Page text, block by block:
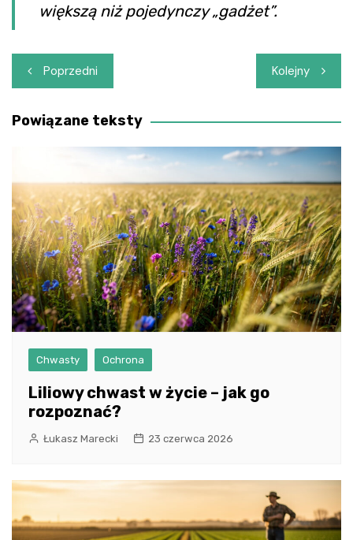
większą niż pojedynczy „gadżet”.
Nawigacja
wpisu
Poprzedni Kolejny
Powiązane teksty
Chwasty Ochrona
Liliowy chwast w życie – jak go
rozpoznać?
Łukasz Marecki 23 czerwca 2026